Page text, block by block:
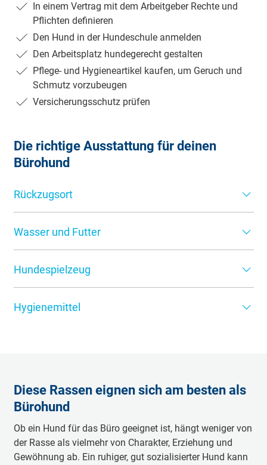
In einem Vertrag mit dem Arbeitgeber Rechte und
Pflichten definieren
Den Hund in der Hundeschule anmelden
Den Arbeitsplatz hundegerecht gestalten
Pflege- und Hygieneartikel kaufen, um Geruch und
Schmutz vorzubeugen
Versicherungsschutz prüfen
Die richtige Ausstattung für deinen
Bürohund
Rückzugsort
andere Mitarbeiter nicht gestört werden, sollte er sein
eigenes, festes Plätzchen bekommen. Nehmen Sie am
platzieren es an einem ruhigen Ort am Arbeitsplatz. Sie
können auch auf eine Hundebox zurückgreifen, da diese
verschlossen werden kann, wenn die Fellnase für einige
Wasser und Futter
immer genügend Trinkwasser zur Verfügung hat und wie
gewohnt gefüttert wird. Am besten ist es, einen
Nähe des Hundekörbchens zu platzieren.
Hundespielzeug
Excel-Tabellen langweilen muss, empfiehlt es sich,
Hygienemittel
Hand haben, um Schmutz und Gerüche schnell
beseitigen zu können. So stellen Sie sicher, dass sich die
fühlen.
Diese Rassen eignen sich am besten als
Bürohund
Ob ein Hund für das Büro geeignet ist, hängt weniger von
der Rasse als vielmehr von Charakter, Erziehung und
Gewöhnung ab. Ein ruhiger, gut sozialisierter Hund kann